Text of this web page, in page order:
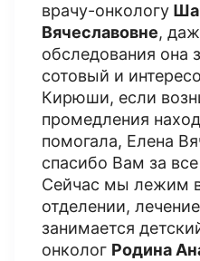
врачу-онкологу
Вячеславовне,
обследования она
сотовый и
Кирюши, если
промедления
помогала, Елена
спасибо Вам за
Сейчас мы лежим
отделении,
занимается
онколог Родина